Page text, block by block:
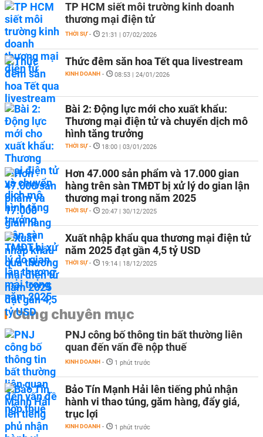
TP HCM siết môi trường kinh doanh
thương mại điện tử
THỜI SỰ - 21:31 | 07/02/2026
Thức đêm săn hoa Tết qua livestream
KINH DOANH - 08:53 | 24/01/2026
Bài 2: Động lực mới cho xuất khẩu:
Thương mại điện tử và chuyển dịch mô
hình tăng trưởng
THỜI SỰ - 18:00 | 03/01/2026
Hơn 47.000 sản phẩm và 17.000 gian
hàng trên sàn TMĐT bị xử lý do gian lận
thương mại trong năm 2025
THỜI SỰ - 20:47 | 30/12/2025
Xuất nhập khẩu qua thương mại điện tử
năm 2025 đạt gần 4,5 tỷ USD
THỜI SỰ - 19:14 | 18/12/2025
Cùng chuyên mục
PNJ công bố thông tin bất thường liên
quan đến vấn đề nộp thuế
KINH DOANH - 1 phút trước
Bảo Tín Mạnh Hải lên tiếng phủ nhận
hành vi thao túng, găm hàng, đẩy giá,
trục lợi
KINH DOANH - 1 phút trước